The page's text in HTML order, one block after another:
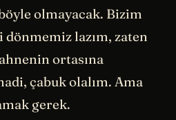
olmayacak. Bizim
dönmemiz lazım, zaten
ortasına
çabuk olalım. Ama
gerek.